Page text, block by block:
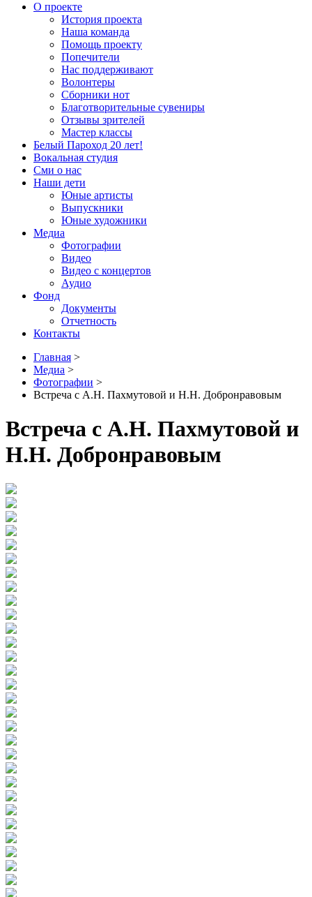
О проекте
История проекта
Наша команда
Помощь проекту
Попечители
Нас поддерживают
Волонтеры
Сборники нот
Благотворительные сувениры
Отзывы зрителей
Мастер классы
Белый Пароход 20 лет!
Вокальная студия
Сми о нас
Наши дети
Юные артисты
Выпускники
Юные художники
Медиа
Фотографии
Видео
Видео с концертов
Аудио
Фонд
Документы
Отчетность
Контакты
Главная >
Медиа >
Фотографии >
Встреча с А.Н. Пахмутовой и Н.Н. Добронравовым
Встреча с А.Н. Пахмутовой и
Н.Н. Добронравовым